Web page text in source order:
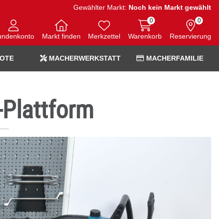
Gewählter Markt: Noch kein Markt gewählt
Markt finden Merkzettel Warenkorb
0
Reservierung
0
MACHERWERKSTATT MACHERFAMILIE